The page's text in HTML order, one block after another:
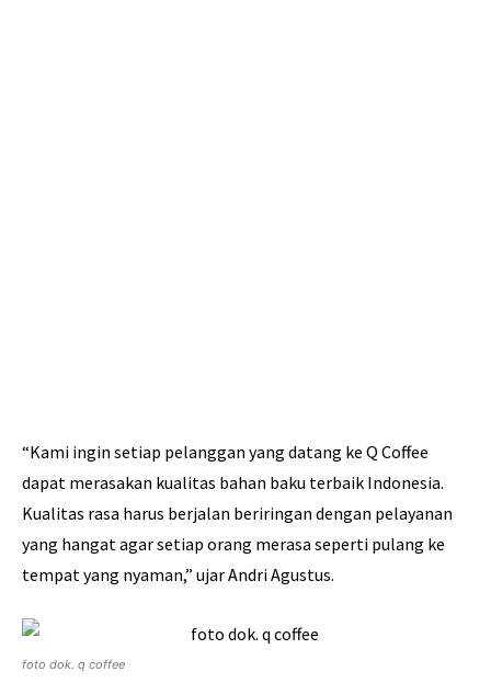
“Kami ingin setiap pelanggan yang datang ke Q Coffee
dapat merasakan kualitas bahan baku terbaik Indonesia.
Kualitas rasa harus berjalan beriringan dengan pelayanan
yang hangat agar setiap orang merasa seperti pulang ke
tempat yang nyaman,” ujar Andri Agustus.
foto dok. q coffee